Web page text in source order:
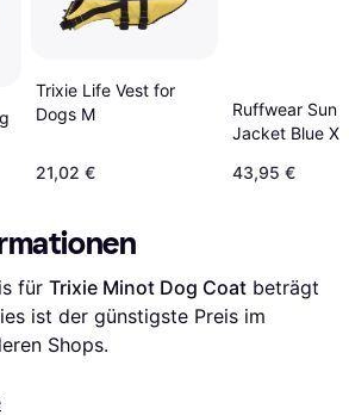
Trixie Life Vest for
Dogs M
21,02 €
Ruffwear Sun
Jacket Blue XL
43,95 €
für Trixie Minot Dog Coat beträgt
ist der günstigste Preis im
Shops.